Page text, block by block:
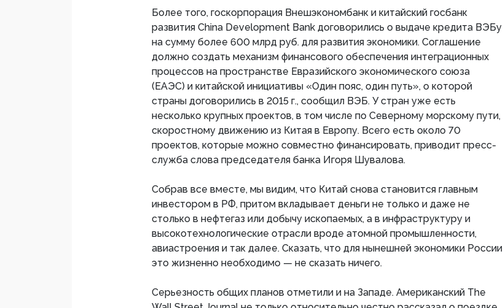
Более того, госкорпорация Внешэкономбанк и китайский госбанк
развития China Development Bank договорились о выдаче кредита ВЭБу
на сумму более 600 млрд руб. для развития экономики. Соглашение
должно создать механизм финансового обеспечения интеграционных
процессов на пространстве Евразийского экономического союза
(ЕАЭС) и китайской инициативы «Один пояс, один путь», о которой
страны договорились в 2015 г., сообщил ВЭБ. У стран уже есть
несколько крупных проектов, в том числе по Северному морскому пути,
скоростному движению из Китая в Европу. Всего есть около 70
проектов, которые можно совместно финансировать, приводит пресс-
служба слова председателя банка Игоря Шувалова.
Собрав все вместе, мы видим, что Китай снова становится главным
инвестором в РФ, притом вкладывает деньги не только и даже не
столько в нефтегаз или добычу ископаемых, а в инфраструктуру и
высокотехнологические отрасли вроде атомной промышленности,
авиастроения и так далее. Сказать, что для нынешней экономики России
это жизненно необходимо — не сказать ничего.
Серьезность общих планов отметили и на Западе. Американский The